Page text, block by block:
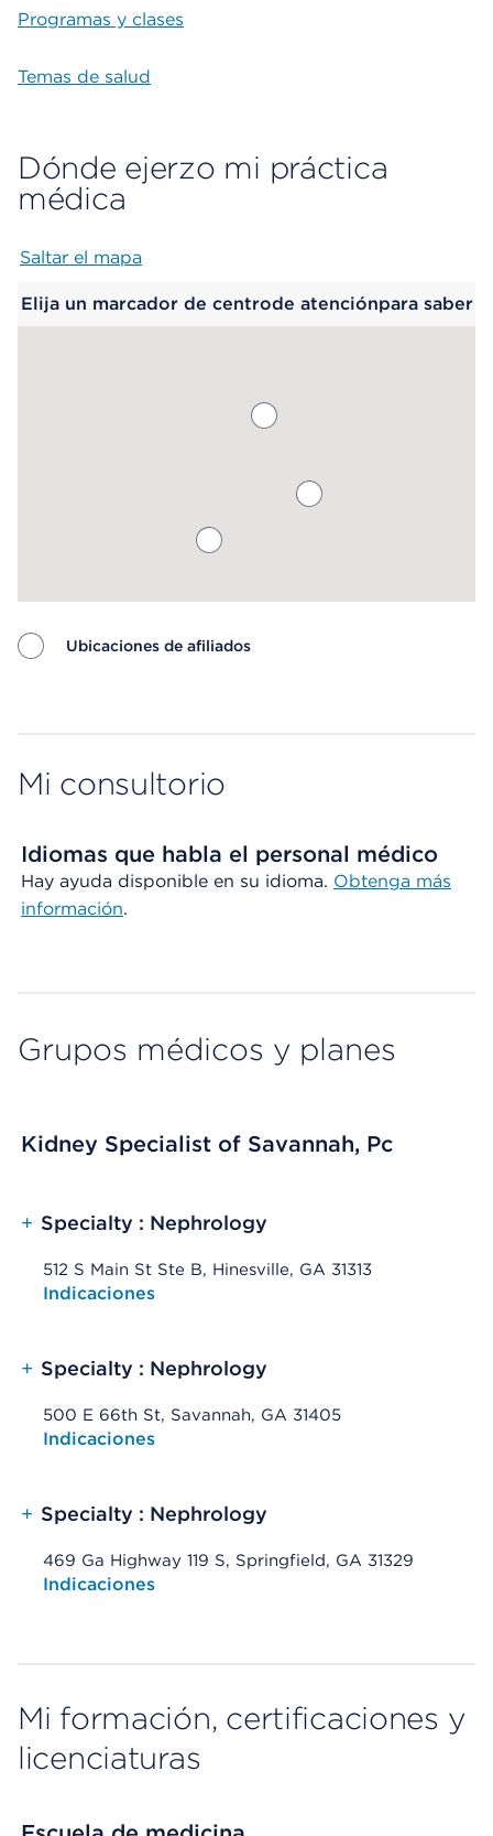
Programas y clases
Temas de salud
Dónde ejerzo mi práctica
médica
Saltar el mapa
Elija un marcador de centrode atenciónpara saber
Ubicaciones de afiliados
Mi consultorio
Idiomas que habla el personal médico
Hay ayuda disponible en su idioma. Obtenga más
información.
Grupos médicos y planes
Kidney Specialist of Savannah, Pc
+ Specialty : Nephrology
512 S Main St Ste B, Hinesville, GA 31313
Opens native map application on mobile devices
Indicaciones
+ Specialty : Nephrology
500 E 66th St, Savannah, GA 31405
Opens native map application on mobile devices
Indicaciones
+ Specialty : Nephrology
469 Ga Highway 119 S, Springfield, GA 31329
Opens native map application on mobile devices
Indicaciones
Mi formación, certificaciones y
licenciaturas